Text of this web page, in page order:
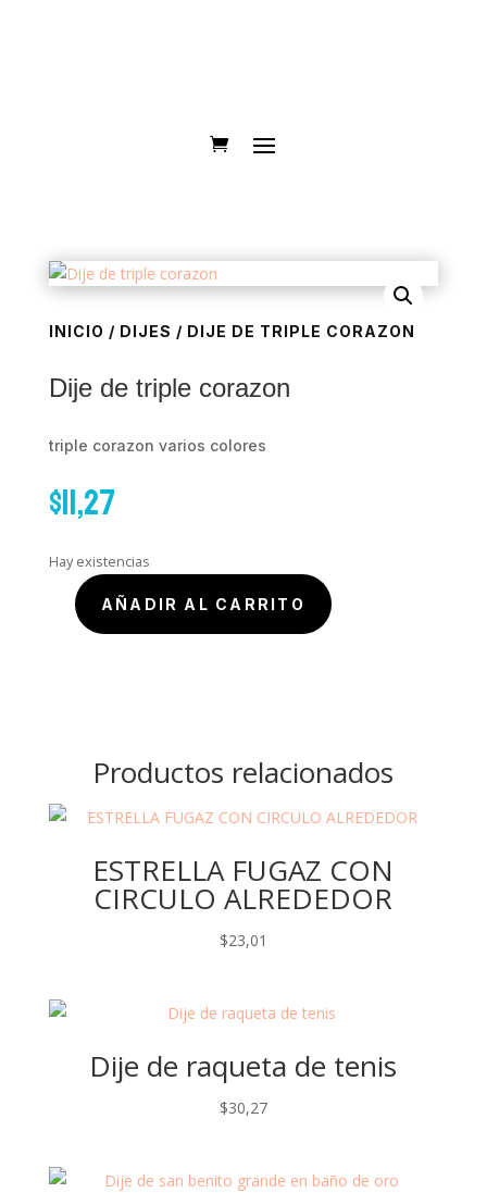
INICIO / DIJES / DIJE DE TRIPLE CORAZON
Dije de triple corazon
triple corazon varios colores
$11,27
Hay existencias
AÑADIR AL CARRITO
Productos relacionados
ESTRELLA FUGAZ CON
CIRCULO ALREDEDOR
$23,01
Dije de raqueta de tenis
$30,27